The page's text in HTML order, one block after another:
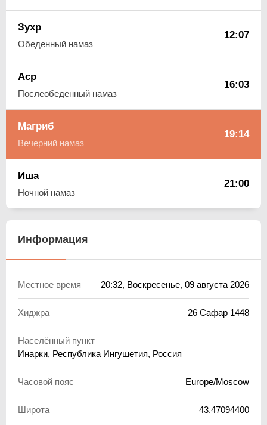
Зухр
Обеденный намаз
12:07
Аср
Послеобеденный намаз
16:03
Магриб
Вечерний намаз
19:14
Иша
Ночной намаз
21:00
Информация
Местное время 20:32, Воскресенье, 09 августа 2026
Хиджра 26 Сафар 1448
Населённый пункт
Инарки, Республика Ингушетия, Россия
Часовой пояс Europe/Moscow
Широта 43.47094400